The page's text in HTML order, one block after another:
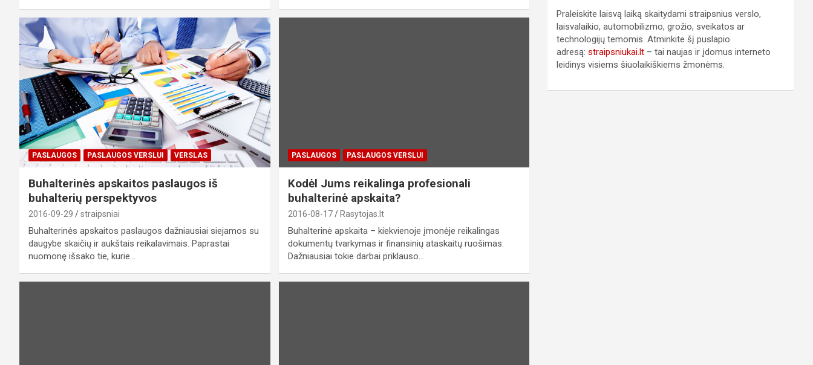
PASLAUGOS PASLAUGOS VERSLUI VERSLAS
Buhalterinės apskaitos paslaugos iš
buhalterių perspektyvos
2016-09-29 straipsniai
Buhalterinės apskaitos paslaugos dažniausiai siejamos su
daugybe skaičių ir aukštais reikalavimais. Paprastai
nuomonę išsako tie, kurie…
PASLAUGOS PASLAUGOS VERSLUI
Kodėl Jums reikalinga profesionali
buhalterinė apskaita?
2016-08-17 Rasytojas.lt
Buhalterinė apskaita – kiekvienoje įmonėje reikalingas
dokumentų tvarkymas ir finansinių ataskaitų ruošimas.
Dažniausiai tokie darbai priklauso…
Praleiskite laisvą laiką skaitydami straipsnius verslo,
laisvalaikio, automobilizmo, grožio, sveikatos ar
technologijų temomis. Atminkite šį puslapio
adresą:straipsniukai.lt – tai naujas ir įdomus interneto
leidinys visiems šiuolaikiškiems žmonėms.